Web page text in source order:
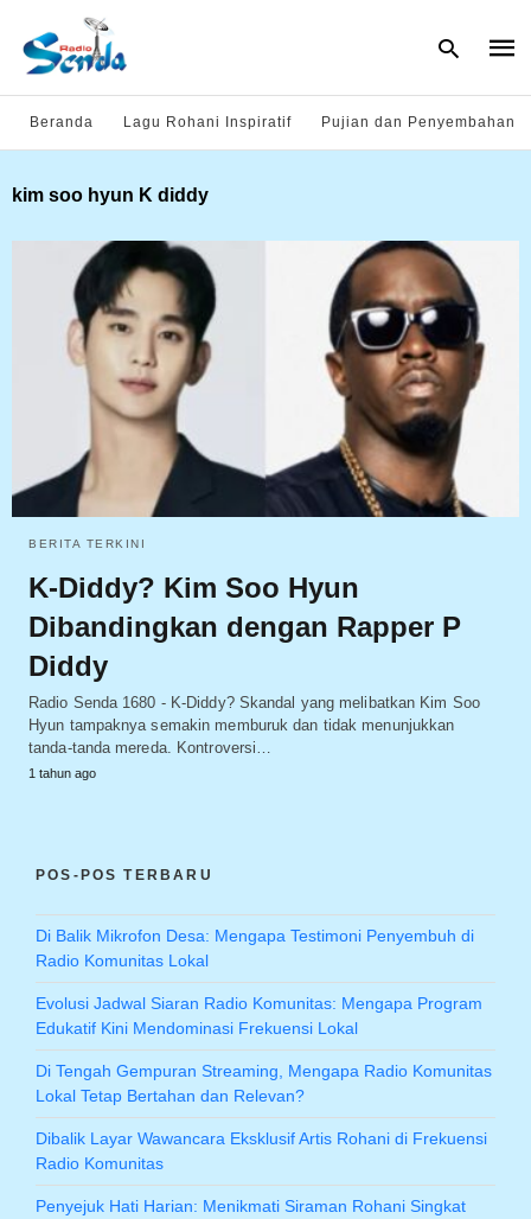
Beranda Lagu Rohani Inspiratif Pujian dan Penyembahan
kim soo hyun K diddy
BERITA TERKINI
K-Diddy? Kim Soo Hyun
Dibandingkan dengan Rapper P
Diddy
Radio Senda 1680 - K-Diddy? Skandal yang melibatkan Kim Soo
Hyun tampaknya semakin memburuk dan tidak menunjukkan
tanda-tanda mereda. Kontroversi…
1 tahun ago
POS-POS TERBARU
Di Balik Mikrofon Desa: Mengapa Testimoni Penyembuh di
Radio Komunitas Lokal
Evolusi Jadwal Siaran Radio Komunitas: Mengapa Program
Edukatif Kini Mendominasi Frekuensi Lokal
Di Tengah Gempuran Streaming, Mengapa Radio Komunitas
Lokal Tetap Bertahan dan Relevan?
Dibalik Layar Wawancara Eksklusif Artis Rohani di Frekuensi
Radio Komunitas
Penyejuk Hati Harian: Menikmati Siraman Rohani Singkat